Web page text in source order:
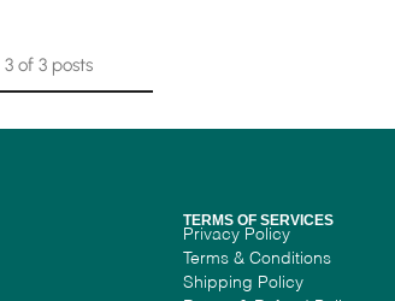
3 of 3 posts
TERMS OF SERVICES
Privacy Policy
Terms & Conditions
Shipping Policy